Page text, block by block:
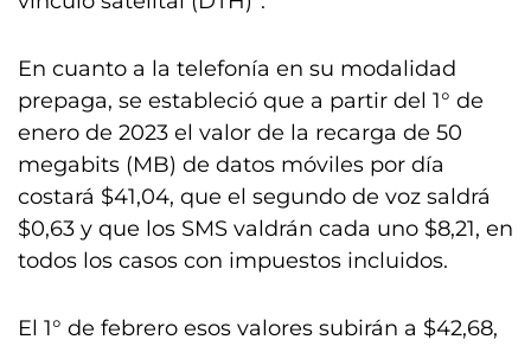
En cuanto a la telefonía en su modalidad
prepaga, se estableció que a partir del 1° de
enero de 2023 el valor de la recarga de 50
megabits (MB) de datos móviles por día
costará $41,04, que el segundo de voz saldrá
$0,63 y que los SMS valdrán cada uno $8,21, en
todos los casos con impuestos incluidos.
El 1° de febrero esos valores subirán a $42,68,